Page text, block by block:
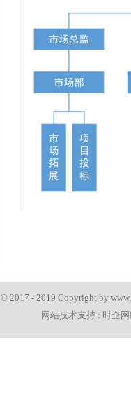
© 2017 - 2019 Copyright by
网站技术支持 : 时企